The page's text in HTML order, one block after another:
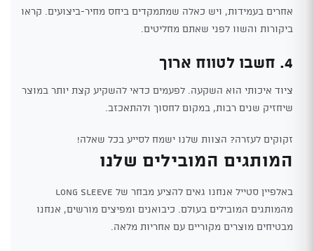
אחרים בעמידות, ויש כאלה שמתמקדים ביחס מחיר-ביצועים. קראו
ביקורות והשוו לפני שאתם מחליטים.
4. חשבו לטווח ארוך
ציוד איכותי הוא השקעה. לפעמים כדאי להשקיע קצת יותר במוצר
שיחזיק שנים רבות, במקום לחסוך ולהתאכזב.
זקוקים לעזרה? הצוות שלנו ישמח לסייע בכל שאלה!
המותגים המובילים שלנו
באלפיין סטייל אנחנו גאים להציע מבחר של Long Sleeve
מהמותגים המובילים בעולם. כיבואנים ומפיצים מורשים, אנחנו
מבטיחים מוצרים מקוריים עם אחריות מלאה.